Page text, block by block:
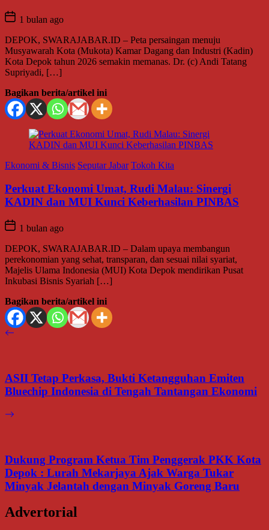
1 bulan ago
DEPOK, SWARAJABAR.ID – Peta persaingan menuju
Musyawarah Kota (Mukota) Kamar Dagang dan Industri (Kadin)
Kota Depok tahun 2026 semakin memanas. Dr. (c) Andi Tatang
Supriyadi, […]
Bagikan berita/artikel ini
Ekonomi & Bisnis Seputar Jabar Tokoh Kita
Perkuat Ekonomi Umat, Rudi Malau: Sinergi
KADIN dan MUI Kunci Keberhasilan PINBAS
1 bulan ago
DEPOK, SWARAJABAR.ID – Dalam upaya membangun
perekonomian yang sehat, transparan, dan sesuai nilai syariat,
Majelis Ulama Indonesia (MUI) Kota Depok mendirikan Pusat
Inkubasi Bisnis Syariah […]
Bagikan berita/artikel ini
ASII Tetap Perkasa, Bukti Ketangguhan Emiten
Bluechip Indonesia di Tengah Tantangan Ekonomi
Dukung Program Ketua Tim Penggerak PKK Kota
Depok : Lurah Mekarjaya Ajak Warga Tukar
Minyak Jelantah dengan Minyak Goreng Baru
Advertorial